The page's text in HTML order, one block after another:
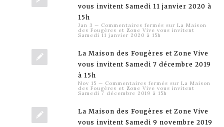
vous invitent Samedi 11 janvier 2020 à
15h
Jan 3 — Commentaires fermés sur La Maison
des Fougères et Zone Vive vous invitent
Samedi 11 janvier 2020 à 15h
La Maison des Fougères et Zone Vive
vous invitent Samedi 7 décembre 2019
à 15h
Nov 15 — Commentaires fermés sur La Maison
des Fougères et Zone Vive vous invitent
Samedi 7 décembre 2019 à 15h
La Maison des Fougères et Zone Vive
vous invitent Samedi 9 novembre 2019